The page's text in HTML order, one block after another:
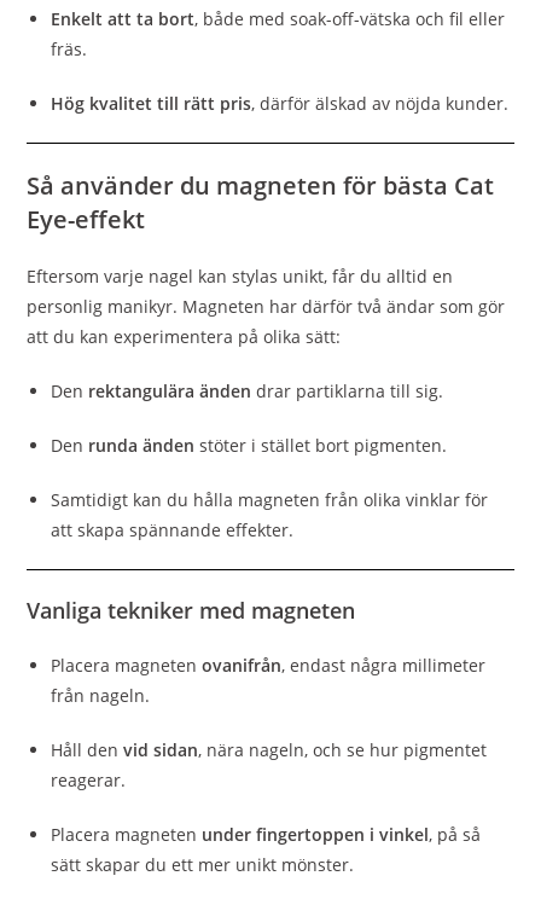
Enkelt att ta bort, både med soak-off-vätska och fil eller
fräs.
Hög kvalitet till rätt pris, därför älskad av nöjda kunder.
Så använder du magneten för bästa Cat
Eye-effekt
Eftersom varje nagel kan stylas unikt, får du alltid en
personlig manikyr. Magneten har därför två ändar som gör
att du kan experimentera på olika sätt:
Den rektangulära änden drar partiklarna till sig.
Den runda änden stöter i stället bort pigmenten.
Samtidigt kan du hålla magneten från olika vinklar för
att skapa spännande effekter.
Vanliga tekniker med magneten
Placera magnetenovanifrån, endast några millimeter
från nageln.
Håll denvid sidan, nära nageln, och se hur pigmentet
reagerar.
Placera magneten under fingertoppen i vinkel, på så
sätt skapar du ett mer unikt mönster.